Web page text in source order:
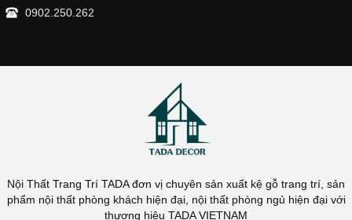
0902.250.262
Nội Thất Trang Trí TADA đơn vị chuyên sản xuất kệ gỗ trang trí, sản
phẩm nội thất phòng khách hiện đại, nội thất phòng ngủ hiện đại với
thương hiệu TADA VIETNAM